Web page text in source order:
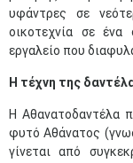
υφάντρες σε
οικοτεχνία σε ένα
εργαλείο που
Η τέχνη της
Η Αθανατοδαντέλα
φυτό Αθάνατος
γίνεται από